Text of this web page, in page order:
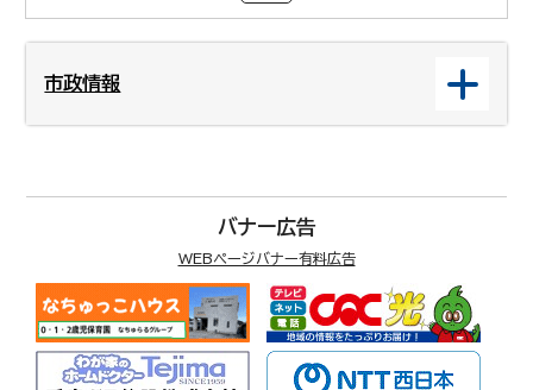
市政情報
バナー広告
WEBページバナー有料広告